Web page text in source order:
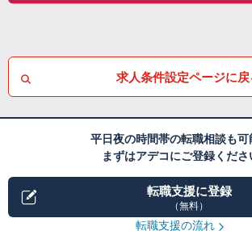
求人条件設定ページに戻
平日夜の時間帯の転職相談も可
まずはアデコにご登録くださ
転職支援に登録
（無料）
転職支援の流れ